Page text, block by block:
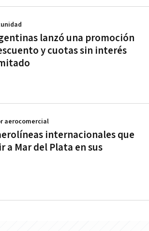
lanzó una promoción
y cuotas sin interés
internacionales que
a Mar del Plata en sus
aerocomercial